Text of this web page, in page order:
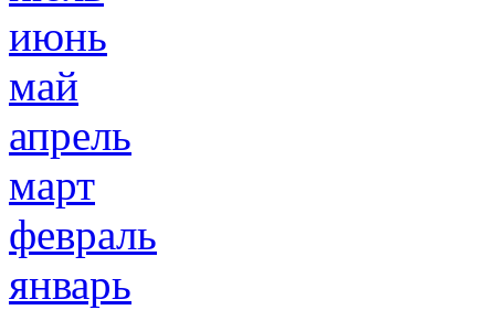
июнь
май
апрель
март
февраль
январь